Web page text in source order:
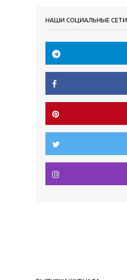
НАШИ СОЦИАЛЬНЫЕ СЕТИ